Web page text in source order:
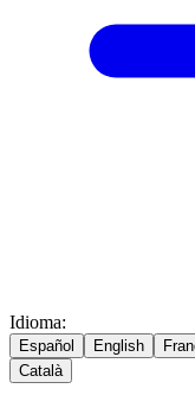
Idioma:
Español English
Català